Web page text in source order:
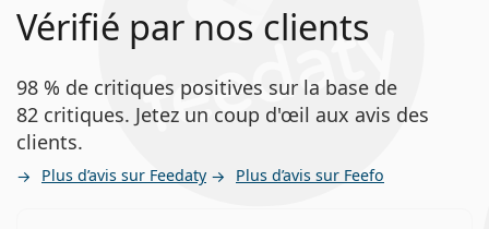
Vérifié par nos clients
98 % de critiques positives sur la base de
82 critiques. Jetez un coup d'œil aux avis des
clients.
Plus d’avis sur Feedaty Plus d’avis sur Feefo